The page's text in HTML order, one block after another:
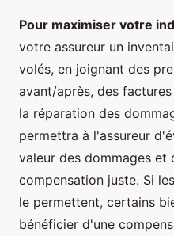
Pour maximiser votre
votre assureur un
volés, en joignant des
avant/après, des
la réparation des
permettra à l'assureur
valeur des dommages et
compensation juste. Si
le permettent, certains
bénéficier d'une